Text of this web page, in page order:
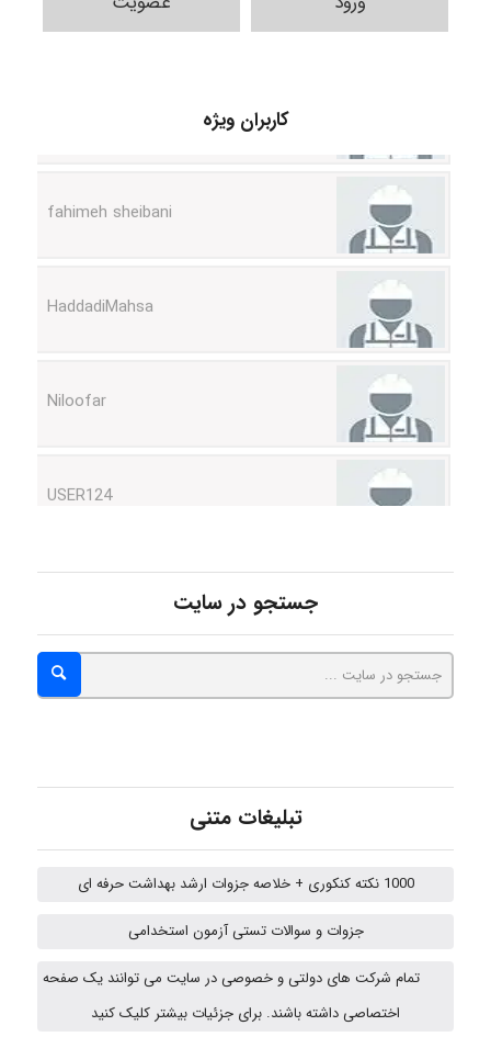
کاربران ویژه
جستجو در سایت
تبلیغات متنی
1000 نکته کنکوری + خلاصه جزوات ارشد بهداشت حرفه ای
جزوات و سوالات تستی آزمون استخدامی
تمام شرکت های دولتی و خصوصی در سایت می توانند یک صفحه
اختصاصی داشته باشند. برای جزئیات بیشتر کلیک کنید